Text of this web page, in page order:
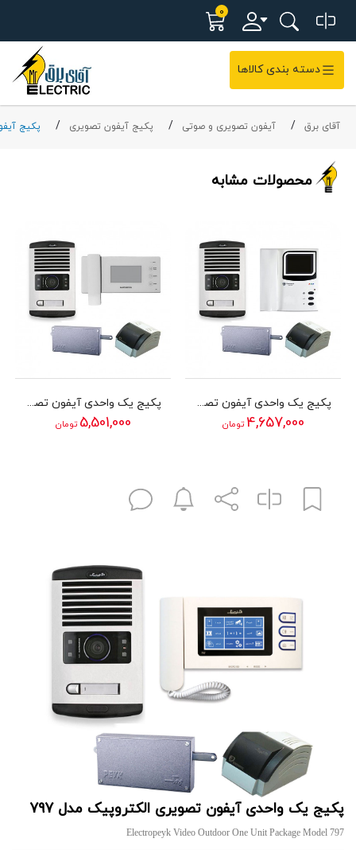
0
دسته بندی کالاها
آقای برق آیفون تصویری و صوتی پکیج آیفون تصویری پکیج
محصولات مشابه
پکیج یک واحدی آیفون تصویری الکتروپیک مدل 1286
4,657,000 تومان
پکیج یک واحدی آیفون تصویری الکتروپیک مدل 1096
5,501,000 تومان
پکیج یک واحدی آیفون تصویری الکتروپیک مدل 797
Electropeyk Video Outdoor One Unit Package Model 797